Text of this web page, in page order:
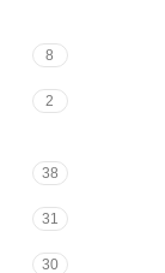
8
2
38
31
30